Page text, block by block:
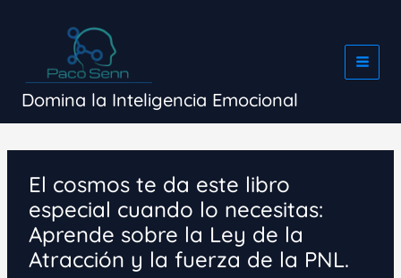
Domina la Inteligencia Emocional
El cosmos te da este libro
especial cuando lo necesitas:
Aprende sobre la Ley de la
Atracción y la fuerza de la PNL.